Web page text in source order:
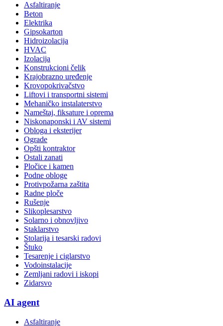
Asfaltiranje
Beton
Elektrika
Gipsokarton
Hidroizolacija
HVAC
Izolacija
Konstrukcioni čelik
Krajobrazno uređenje
Krovopokrivačstvo
Liftovi i transportni sistemi
Mehaničko instalaterstvo
Nameštaj, fiksature i oprema
Niskonaponski i AV sistemi
Obloga i eksterijer
Ograde
Opšti kontraktor
Ostali zanati
Pločice i kamen
Podne obloge
Protivpožarna zaštita
Radne ploče
Rušenje
Slikoplesarstvo
Solarno i obnovljivo
Staklarstvo
Stolarija i tesarski radovi
Štuko
Tesarenje i ciglarstvo
Vodoinstalacije
Zemljani radovi i iskopi
Zidarsvo
AI agent
Asfaltiranje